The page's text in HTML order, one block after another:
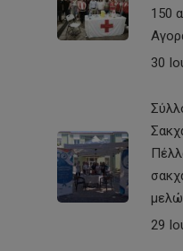
150
30
29